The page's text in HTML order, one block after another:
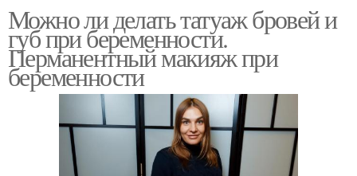
Можно ли делать татуаж бровей и
губ при беременности.
Перманентный макияж при
беременности